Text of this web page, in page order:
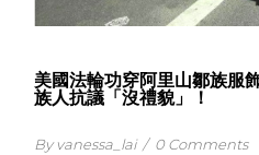
美國法輪功穿阿里山鄒族服
族人抗議「沒禮貌」！
By vanessa_lai / 0 Comments